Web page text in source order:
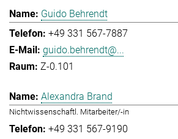
Guido Behrendt
+49 331 567-7887
guido.behrendt@...
Z-0.101
Alexandra Brand
Nichtwissenschaftl. Mitarbeiter/-in
+49 331 567-9190